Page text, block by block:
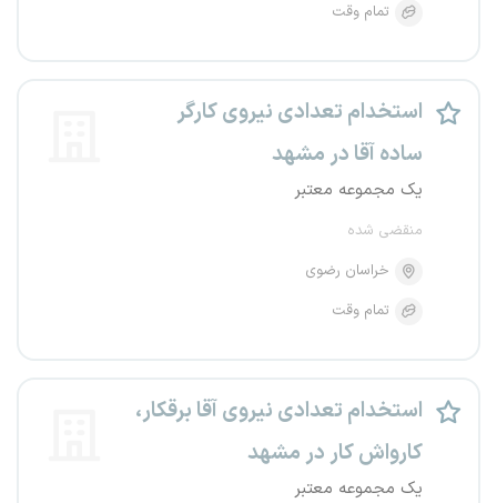
تمام وقت
استخدام تعدادی نیروی کارگر
ساده آقا در مشهد
یک مجموعه معتبر
منقضی شده
خراسان رضوی
تمام وقت
استخدام تعدادی نیروی آقا برقکار،
کارواش کار در مشهد
یک مجموعه معتبر